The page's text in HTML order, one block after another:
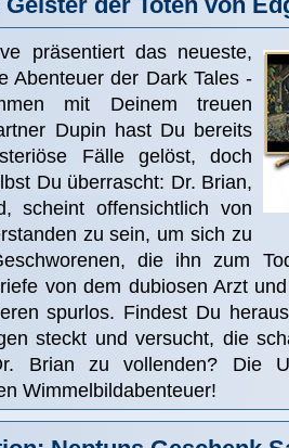
präsentiert das neueste,
Abenteuer der Dark Tales -
mit Deinem treuen
Dupin hast Du bereits
Fälle gelöst, doch
Du überrascht: Dr. Brian,
scheint offensichtlich von
zu sein, um sich zu
die ihn zum
von dem dubiosen Arzt
spurlos. Findest Du
steckt und versucht, die
Brian zu vollenden? Die
Wimmelbildabenteuer!